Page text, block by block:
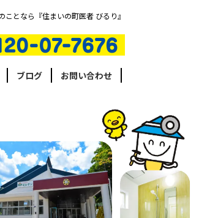
となら『住まいの町医者 びるり』
ブログ お問い合わせ